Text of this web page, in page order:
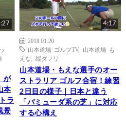
が
本
ラ
景
4:17
2018.01.20
山本道場 ゴルフTV, 山本道場 も
えな
縦ダフリ
山本道場・もえな選手のオー
ストラリア ゴルフ合宿！練習
2日目の様子｜日本と違う
「バミューダ系の芝」に対応
する心構え